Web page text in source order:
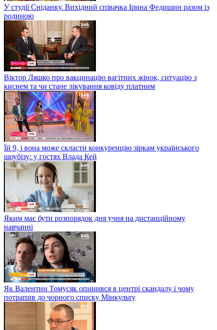
У студії Сніданку. Вихідний співачка Ірина Федишин разом із
родиною
Віктор Ляшко про вакцинацію вагітних жінок, ситуацію з
киснем та чи стане лікування ковіду платним
Їй 9, і вона може скласти конкуренцію зіркам українського
шоубізу: у гостях Влада Кей
Яким має бути розпорядок дня учня на дистанційному
навчанні
Як Валентин Томусяк опинився в центрі скандалу і чому
потрапив до чорного списку Мінкульту